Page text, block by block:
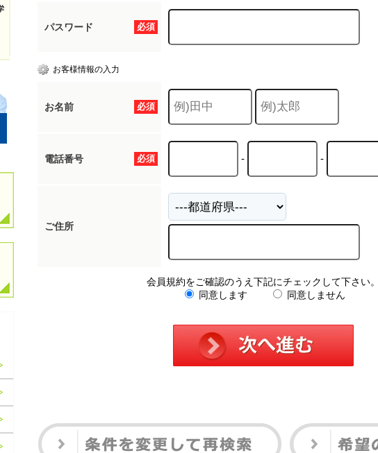
必須
パスワード
お客様情報の入力
必須
お名前
必須
電話番号 - -
ご住所
会員規約をご確認のうえ下記にチェックして下さい。
同意します
同意しません